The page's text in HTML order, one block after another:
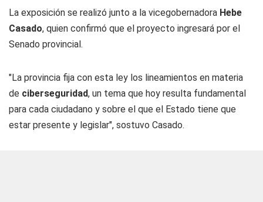
La exposición se realizó junto a la vicegobernadora Hebe
Casado, quien confirmó que el proyecto ingresará por el
Senado provincial.
"La provincia fija con esta ley los lineamientos en materia
de ciberseguridad, un tema que hoy resulta fundamental
para cada ciudadano y sobre el que el Estado tiene que
estar presente y legislar", sostuvo Casado.